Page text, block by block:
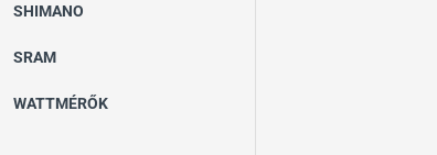
SHIMANO
SRAM
WATTMÉRŐK